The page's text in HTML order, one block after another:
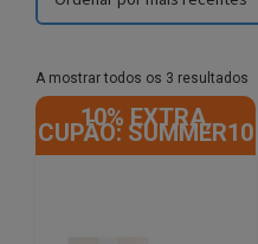
A mostrar todos os 3 resultados
by
10% EXTRA,
CUPÃO: SUMMER10